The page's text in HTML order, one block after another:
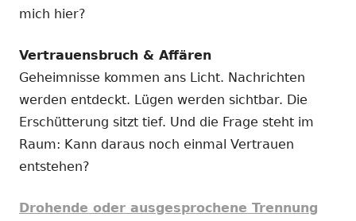
mich hier?
Vertrauensbruch & Affären
Geheimnisse kommen ans Licht. Nachrichten
werden entdeckt. Lügen werden sichtbar. Die
Erschütterung sitzt tief. Und die Frage steht im
Raum: Kann daraus noch einmal Vertrauen
entstehen?
Drohende oder ausgesprochene Trennung